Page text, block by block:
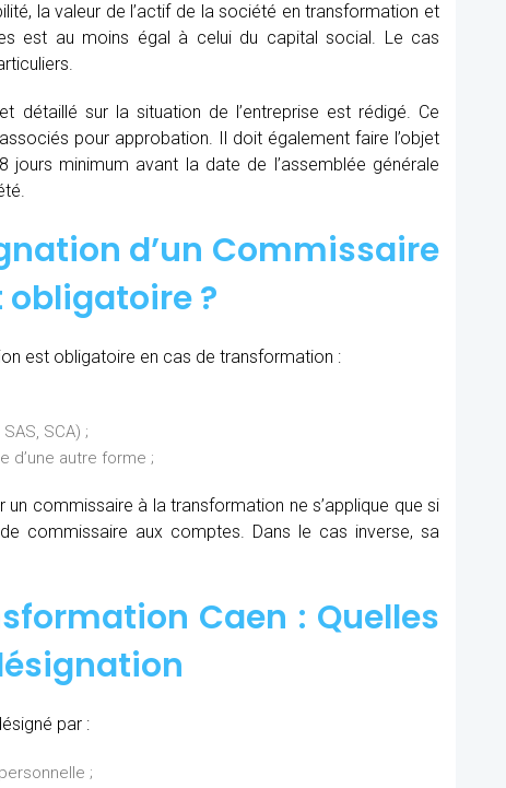
la valeur de l’actif de la société en transformation et
est au moins égal à celui du capital social. Le cas
détaillé sur la situation de l’entreprise est rédigé. Ce
pour approbation. Il doit également faire l’objet
minimum avant la date de l’assemblée générale
d’un Commissaire
?
est obligatoire en cas de transformation :
SCA) ;
d’une autre forme ;
commissaire à la transformation ne s’applique que si
commissaire aux comptes. Dans le cas inverse, sa
Caen : Quelles
par :
;